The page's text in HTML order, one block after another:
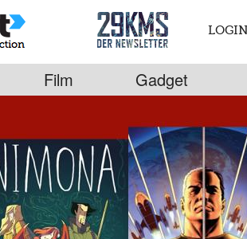
LOGIN
Film Gadget